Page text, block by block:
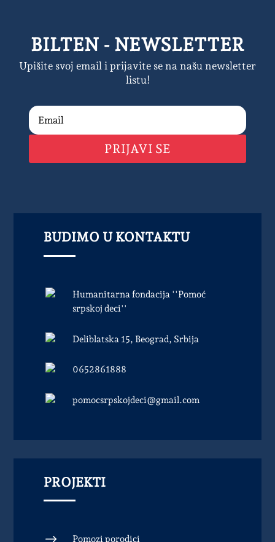
BILTEN - NEWSLETTER
Upišite svoj email i prijavite se na našu newsletter
listu!
PRIJAVI SE
BUDIMO U KONTAKTU
Humanitarna fondacija ''Pomoć
srpskoj deci''
Deliblatska 15, Beograd, Srbija
0652861888
pomocsrpskojdeci@gmail.com
PROJEKTI
Pomozi porodici